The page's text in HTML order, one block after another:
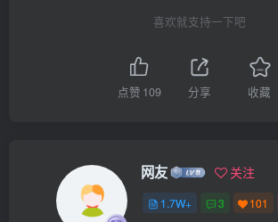
喜欢就支持一下吧
点赞 109 分享 收藏
网友 关注
1.7W+ 3 101